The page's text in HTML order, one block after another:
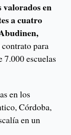
valorados en
a cuatro
para
7.000 escuelas
en los
Córdoba,
en un